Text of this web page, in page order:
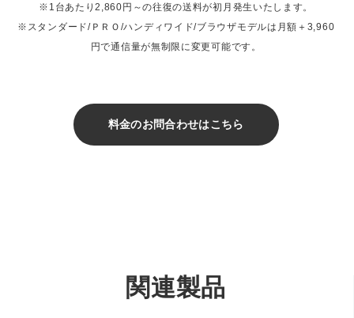
※1台あたり2,860円～の往復の送料が初月発生いたします。
※スタンダード/ＰＲＯ/ハンディワイド/ブラウザモデルは月額＋3,960
円で通信量が無制限に変更可能です。
料金のお問合わせはこちら
関連製品